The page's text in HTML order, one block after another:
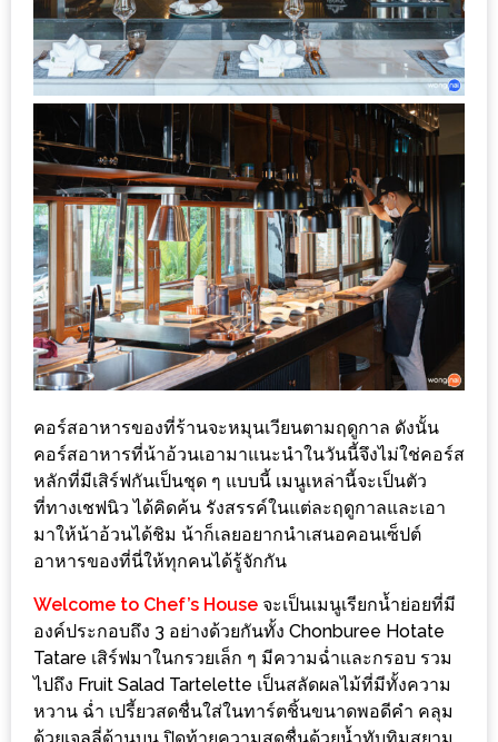
TIME
:
ทำไม
เรา
ไม่
ทำ
อาหาร
ทาน
เอง?
SHOP
TOP
รีวิว
ร้าน
อาหาร
ที่
เข้า
มาก
ที่สุด
ประจำ
ปี
คอร์สอาหารของที่ร้านจะหมุนเวียนตามฤดูกาล ดังนั้น
คอร์สอาหารที่น้าอ้วนเอามาแนะนำในวันนี้จึงไม่ใช่คอร์ส
หลักที่มีเสิร์ฟกันเป็นชุด ๆ แบบนี้ เมนูเหล่านี้จะเป็นตัว
ที่ทางเชฟนิว ได้คิดค้น รังสรรค์ในแต่ละฤดูกาลและเอา
มาให้น้าอ้วนได้ชิม น้าก็เลยอยากนำเสนอคอนเซ็ปต์
อาหารของที่นี่ให้ทุกคนได้รู้จักกัน
Welcome to Chef’s House จะเป็นเมนูเรียกน้ำย่อยที่มี
องค์ประกอบถึง 3 อย่างด้วยกันทั้ง Chonburee Hotate
Tatare เสิร์ฟมาในกรวยเล็ก ๆ มีความฉ่ำและกรอบ รวม
ไปถึง Fruit Salad Tartelette เป็นสลัดผลไม้ที่มีทั้งความ
หวาน ฉ่ำ เปรี้ยวสดชื่นใส่ในทาร์ตชิ้นขนาดพอดีคำ คลุม